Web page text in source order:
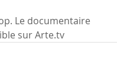
Le documentaire
sur Arte.tv